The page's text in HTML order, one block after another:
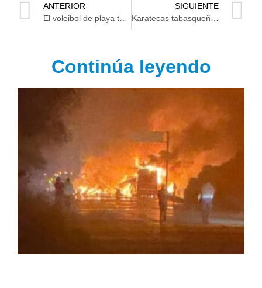
ANTERIOR
SIGUIENTE
Continúa leyendo